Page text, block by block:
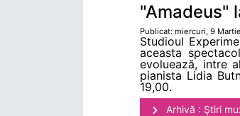
"Amadeus"
Publicat: miercuri, 9 Martie
Studioul
aceasta
evoluează, intre
pianista Lidia
19,00.
Arhivă : Ştiri